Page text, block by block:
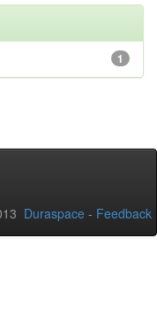
1
Duraspace - Feedback